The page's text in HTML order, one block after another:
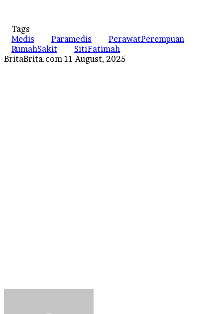
Tags
Medis
Paramedis
PerawatPerempuan
RumahSakit
SitiFatimah
BritaBrita.com Send
11 August, 2025